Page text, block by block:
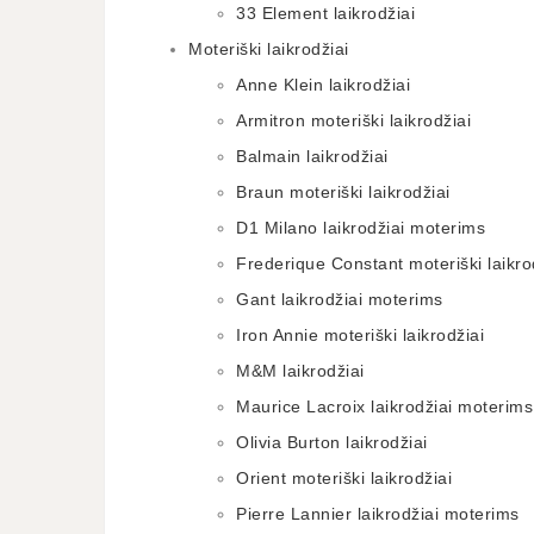
33 Element laikrodžiai
Moteriški laikrodžiai
Anne Klein laikrodžiai
Armitron moteriški laikrodžiai
Balmain laikrodžiai
Braun moteriški laikrodžiai
D1 Milano laikrodžiai moterims
Frederique Constant moteriški
Gant laikrodžiai moterims
Iron Annie moteriški laikrodžiai
M&M laikrodžiai
Maurice Lacroix laikrodžiai moterims
Olivia Burton laikrodžiai
Orient moteriški laikrodžiai
Pierre Lannier laikrodžiai moterims